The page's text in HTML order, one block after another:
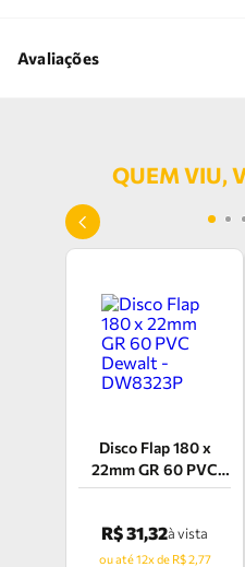
Avaliações
QUEM VIU,
Disco Flap 180 x
22mm GR 60 PVC
Dewalt - DW8323P
R$ 31,32à vista
ou até 12x de R$ 2,77